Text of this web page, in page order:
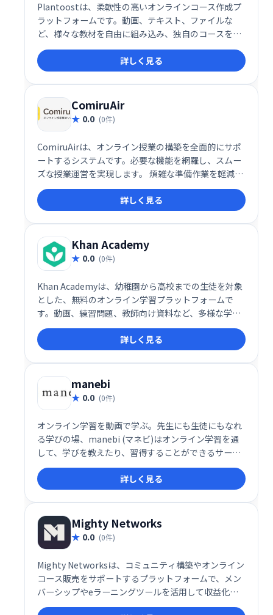
Plantoostは、柔軟性の高いオンラインコース作成プ
ラットフォームです。動画、テキスト、ファイルな
ど、様々な教材を自由に組み込み、独自のコースを設
計できます。価格設定やコンテンツ配信も自由にカス
タマイズ可能。生徒には、Q&A、クイズ、進捗レポー
ト、修了証書を提供し、効果的な学習を支援します。
詳しく見る
ComiruAir
0.0 (0件)
ComiruAirは、オンライン授業の構築を全面的にサポ
ートするシステムです。必要な機能を網羅し、スムー
ズな授業運営を実現します。 煩雑な準備作業を軽減
し、効率的な教育環境構築を支援します。
詳しく見る
Khan Academy
0.0 (0件)
Khan Academyは、幼稚園から高校までの生徒を対象
とした、無料のオンライン学習プラットフォームで
す。動画、練習問題、教師向け資料など、多様な学習
リソースを提供し、様々な科目の学習をサポートしま
す。毎月4000万人以上の生徒が利用しており、補足学
習や家庭学習に最適です。寄付によって運営されてい
る非営利団体です。
詳しく見る
manebi
0.0 (0件)
オンライン学習を動画で学ぶ。先生にも生徒にもなれ
る学びの場、manebi (マネビ)はオンライン学習を通
して、学びを教えたり、習得することができるサービ
ス
詳しく見る
Mighty Networks
0.0 (0件)
Mighty Networksは、コミュニティ構築やオンライン
コース販売をサポートするプラットフォームで、メン
バーシップやeラーニングツールを活用して収益化が
可能です。